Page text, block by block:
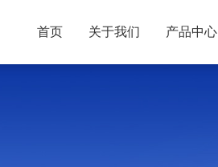
首页 关于我们 产品中心